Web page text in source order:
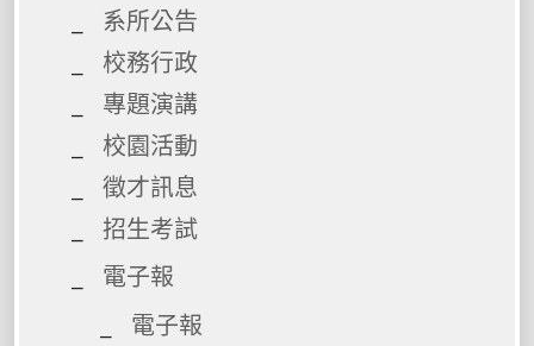
系所公告
校務行政
專題演講
校園活動
徵才訊息
招生考試
電子報
電子報